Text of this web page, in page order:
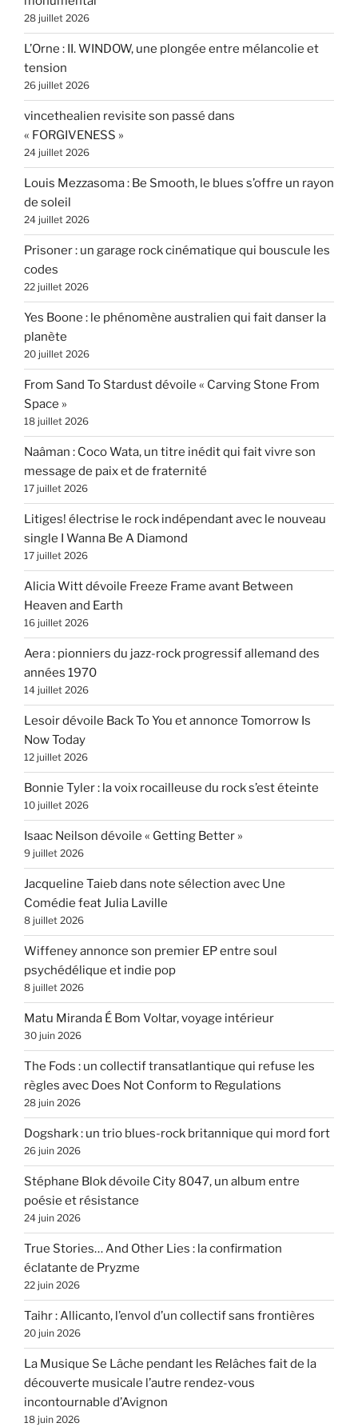
28 juillet 2026
L’Orne : II. WINDOW, une plongée entre mélancolie et
tension
26 juillet 2026
vincethealien revisite son passé dans
« FORGIVENESS »
24 juillet 2026
Louis Mezzasoma : Be Smooth, le blues s’offre un rayon
de soleil
24 juillet 2026
Prisoner : un garage rock cinématique qui bouscule les
codes
22 juillet 2026
Yes Boone : le phénomène australien qui fait danser la
planète
20 juillet 2026
From Sand To Stardust dévoile « Carving Stone From
Space »
18 juillet 2026
Naâman : Coco Wata, un titre inédit qui fait vivre son
message de paix et de fraternité
17 juillet 2026
Litiges! électrise le rock indépendant avec le nouveau
single I Wanna Be A Diamond
17 juillet 2026
Alicia Witt dévoile Freeze Frame avant Between
Heaven and Earth
16 juillet 2026
Aera : pionniers du jazz-rock progressif allemand des
années 1970
14 juillet 2026
Lesoir dévoile Back To You et annonce Tomorrow Is
Now Today
12 juillet 2026
Bonnie Tyler : la voix rocailleuse du rock s’est éteinte
10 juillet 2026
Isaac Neilson dévoile « Getting Better »
9 juillet 2026
Jacqueline Taieb dans note sélection avec Une
Comédie feat Julia Laville
8 juillet 2026
Wiffeney annonce son premier EP entre soul
psychédélique et indie pop
8 juillet 2026
Matu Miranda É Bom Voltar, voyage intérieur
30 juin 2026
The Fods : un collectif transatlantique qui refuse les
règles avec Does Not Conform to Regulations
28 juin 2026
Dogshark : un trio blues-rock britannique qui mord fort
26 juin 2026
Stéphane Blok dévoile City 8047, un album entre
poésie et résistance
24 juin 2026
True Stories… And Other Lies : la confirmation
éclatante de Pryzme
22 juin 2026
Taihr : Allicanto, l’envol d’un collectif sans frontières
20 juin 2026
La Musique Se Lâche pendant les Relâches fait de la
découverte musicale l’autre rendez-vous
incontournable d’Avignon
18 juin 2026